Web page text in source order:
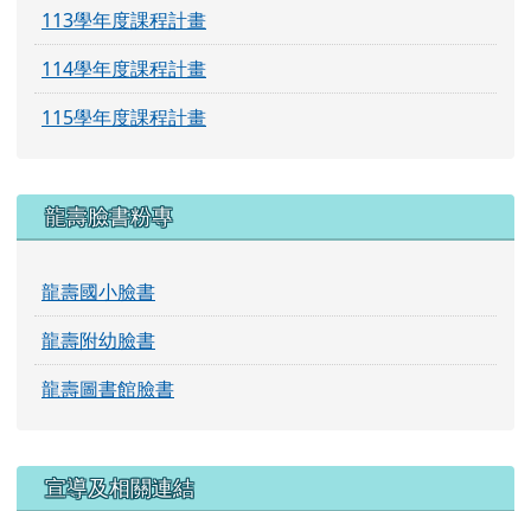
龍壽圖書館臉書
宣導及相關連結
節儉碳網
公視兒少教育資源網
龍壽國小圖書館
龍壽午餐(食材平臺)
頁尾區域內容